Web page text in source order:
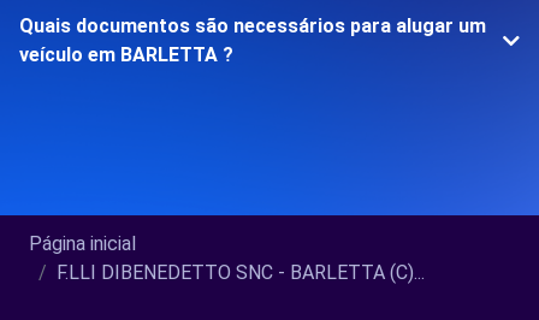
Quais documentos são necessários para alugar um
veículo em BARLETTA ?
Página inicial
F.LLI DIBENEDETTO SNC - BARLETTA (C)...